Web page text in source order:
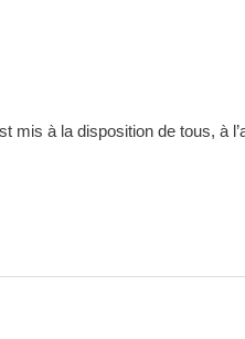
à la disposition de tous, à